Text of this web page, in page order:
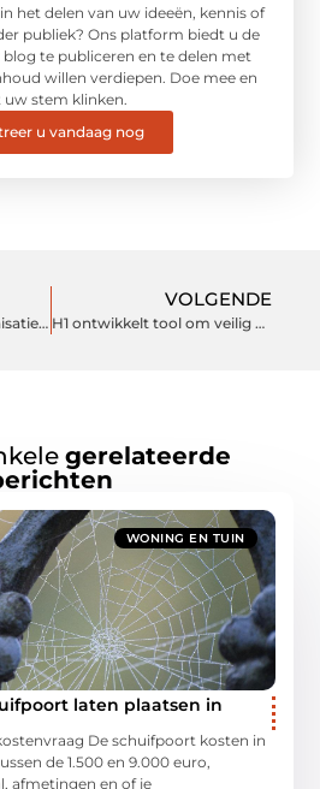
het delen van uw ideeën, kennis of
publiek? Ons platform biedt u de
te publiceren en te delen met
willen verdiepen. Doe mee en
uw stem klinken.
u vandaag nog
Maatschappelijke organisaties zijn dé nieuwe bestemming voor gebruikte UWV computers en laptops
VOLGENDE
H1 ontwikkelt tool om veilig wachtwoorden te genereren en delen
gerelateerde
WONING EN TUIN
laten plaatsen in
De schuifpoort kosten in
de 1.500 en 9.000 euro,
afmetingen en of je